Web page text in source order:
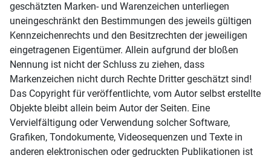
geschätzten Marken- und Warenzeichen unterliegen
uneingeschränkt den Bestimmungen des jeweils gültigen
Kennzeichenrechts und den Besitzrechten der jeweiligen
eingetragenen Eigentümer. Allein aufgrund der bloßen
Nennung ist nicht der Schluss zu ziehen, dass
Markenzeichen nicht durch Rechte Dritter geschätzt sind!
Das Copyright für veröffentlichte, vom Autor selbst erstellte
Objekte bleibt allein beim Autor der Seiten. Eine
Vervielfältigung oder Verwendung solcher Software,
Grafiken, Tondokumente, Videosequenzen und Texte in
anderen elektronischen oder gedruckten Publikationen ist